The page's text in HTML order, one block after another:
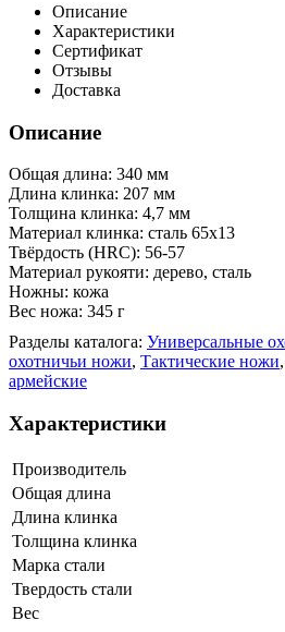
Описание
Характеристики
Сертификат
Отзывы
Доставка
Описание
Общая длина: 340 мм
Длина клинка: 207 мм
Толщина клинка: 4,7 мм
Материал клинка: сталь 65х13
Твёрдость (HRC): 56-57
Материал рукояти: дерево, сталь
Ножны: кожа
Вес ножа: 345 г
Разделы каталога: Универсальные
охотничьи ножи, Тактические ножи,
армейские
Характеристики
Производитель
Общая длина
Длина клинка
Толщина клинка
Марка стали
Твердость стали
Вес